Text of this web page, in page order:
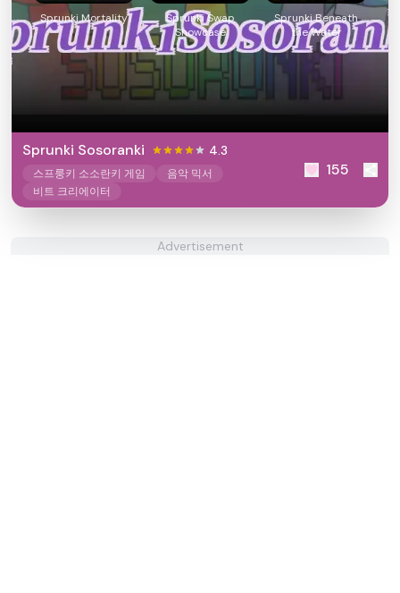
Sprunki Mortality
Sprunki Swap
Showcase
Sprunki Beneath
the Water
Sprunki Sosoranki 4.3
스프룽키 소소란키 게임
음악 믹서
비트 크리에이터
155
Advertisement